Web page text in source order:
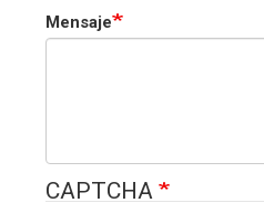
Mensaje
CAPTCHA